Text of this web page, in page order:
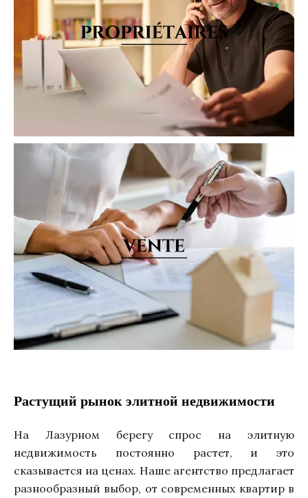
Растущий рынок элитной недвижимости
На Лазурном берегу спрос на элитную
недвижимость постоянно растет, и это
сказывается на ценах. Наше агентство предлагает
разнообразный выбор, от современных квартир в